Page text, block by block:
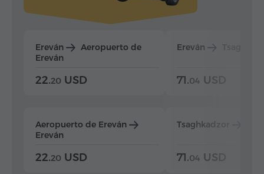
Ereván
Aeropuerto de
Ereván
22.20 USD
Aeropuerto de Ereván
Ereván
22.20 USD
Ereván
71.04 USD
Tsaghkadzor
71.04 USD